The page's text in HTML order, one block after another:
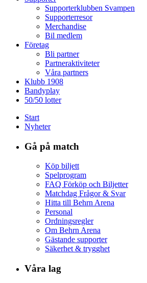
Supporterklubben Svampen
Supporterresor
Merchandise
Bil medlem
Företag
Bli partner
Partneraktiviteter
Våra partners
Klubb 1908
Bandyplay
50/50 lotter
Start
Nyheter
Gå på match
Köp biljett
Spelprogram
FAQ Förköp och Biljetter
Matchdag Frågor & Svar
Hitta till Behrn Arena
Personal
Ordningsregler
Om Behrn Arena
Gästande supporter
Säkerhet & trygghet
Våra lag